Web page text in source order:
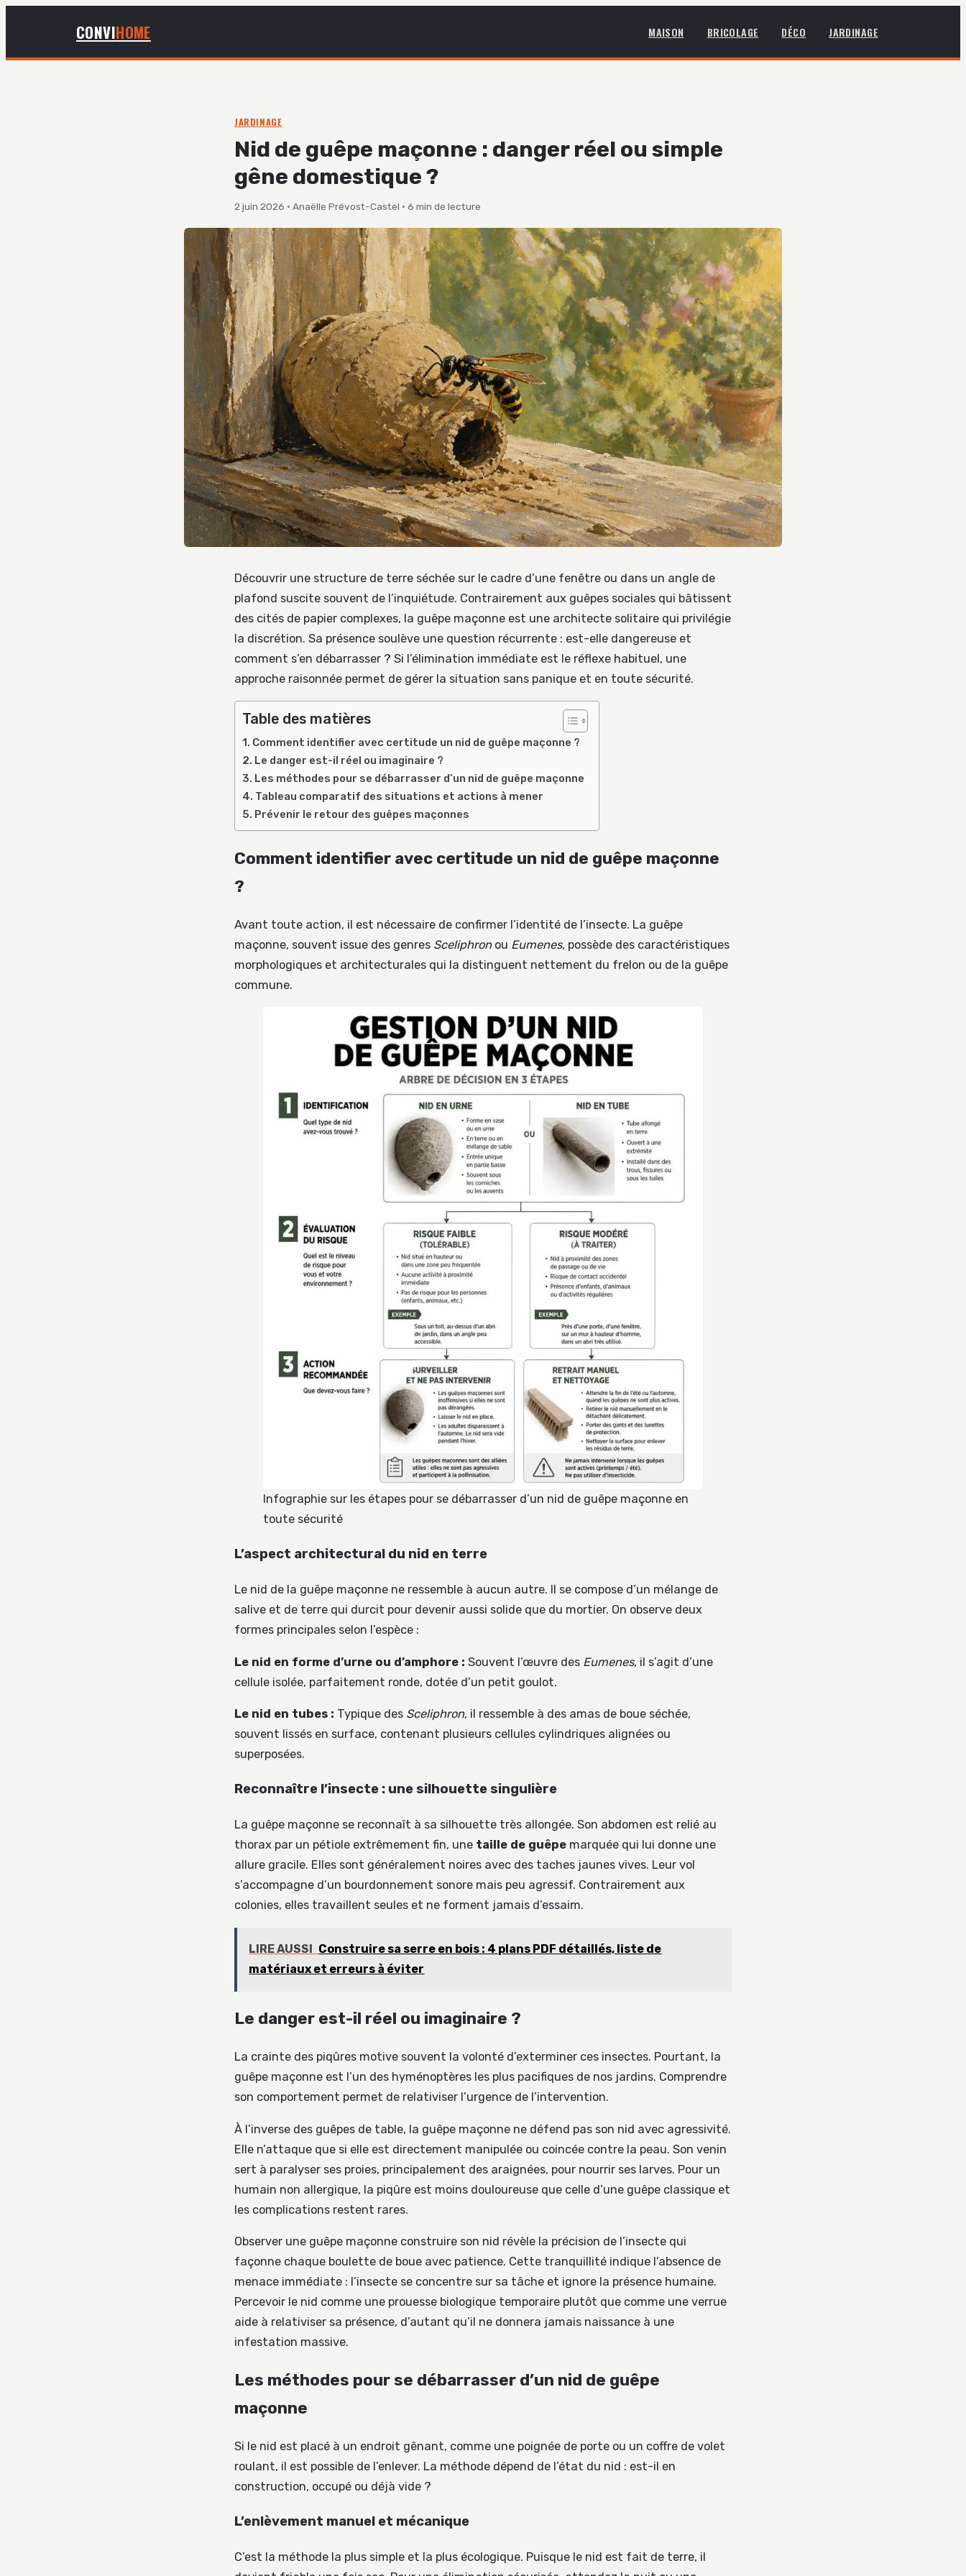
CONVIHOME MAISON BRICOLAGE DÉCO JARDINAGE
JARDINAGE
Nid de guêpe maçonne : danger réel ou simple
gêne domestique ?
2 juin 2026 · Anaëlle Prévost-Castel · 6 min de lecture
Découvrir une structure de terre séchée sur le cadre d’une fenêtre ou dans un angle de
plafond suscite souvent de l’inquiétude. Contrairement aux guêpes sociales qui bâtissent
des cités de papier complexes, la guêpe maçonne est une architecte solitaire qui privilégie
la discrétion. Sa présence soulève une question récurrente : est-elle dangereuse et
comment s’en débarrasser ? Si l’élimination immédiate est le réflexe habituel, une
approche raisonnée permet de gérer la situation sans panique et en toute sécurité.
Table des matières
Comment identifier avec certitude un nid de guêpe maçonne ?
Le danger est-il réel ou imaginaire ?
Les méthodes pour se débarrasser d’un nid de guêpe maçonne
Tableau comparatif des situations et actions à mener
Prévenir le retour des guêpes maçonnes
Comment identifier avec certitude un nid de guêpe maçonne
?
Avant toute action, il est nécessaire de confirmer l’identité de l’insecte. La guêpe
maçonne, souvent issue des genres Sceliphronou Eumenes, possède des caractéristiques
morphologiques et architecturales qui la distinguent nettement du frelon ou de la guêpe
commune.
Infographie sur les étapes pour se débarrasser d’un nid de guêpe maçonne en
toute sécurité
L’aspect architectural du nid en terre
Le nid de la guêpe maçonne ne ressemble à aucun autre. Il se compose d’un mélange de
salive et de terre qui durcit pour devenir aussi solide que du mortier. On observe deux
formes principales selon l’espèce :
Le nid en forme d’urne ou d’amphore : Souvent l’œuvre des Eumenes, il s’agit d’une
cellule isolée, parfaitement ronde, dotée d’un petit goulot.
Le nid en tubes : Typique des Sceliphron, il ressemble à des amas de boue séchée,
souvent lissés en surface, contenant plusieurs cellules cylindriques alignées ou
superposées.
Reconnaître l’insecte : une silhouette singulière
La guêpe maçonne se reconnaît à sa silhouette très allongée. Son abdomen est relié au
thorax par un pétiole extrêmement fin, une taille de guêpe marquée qui lui donne une
allure gracile. Elles sont généralement noires avec des taches jaunes vives. Leur vol
s’accompagne d’un bourdonnement sonore mais peu agressif. Contrairement aux
colonies, elles travaillent seules et ne forment jamais d’essaim.
LIRE AUSSI
Construire sa serre en bois : 4 plans PDF détaillés, liste de
matériaux et erreurs à éviter
Le danger est-il réel ou imaginaire ?
La crainte des piqûres motive souvent la volonté d’exterminer ces insectes. Pourtant, la
guêpe maçonne est l’un des hyménoptères les plus pacifiques de nos jardins. Comprendre
son comportement permet de relativiser l’urgence de l’intervention.
À l’inverse des guêpes de table, la guêpe maçonne ne défend pas son nid avec agressivité.
Elle n’attaque que si elle est directement manipulée ou coincée contre la peau. Son venin
sert à paralyser ses proies, principalement des araignées, pour nourrir ses larves. Pour un
humain non allergique, la piqûre est moins douloureuse que celle d’une guêpe classique et
les complications restent rares.
Observer une guêpe maçonne construire son nid révèle la précision de l’insecte qui
façonne chaque boulette de boue avec patience. Cette tranquillité indique l’absence de
menace immédiate : l’insecte se concentre sur sa tâche et ignore la présence humaine.
Percevoir le nid comme une prouesse biologique temporaire plutôt que comme une verrue
aide à relativiser sa présence, d’autant qu’il ne donnera jamais naissance à une
infestation massive.
Les méthodes pour se débarrasser d’un nid de guêpe
maçonne
Si le nid est placé à un endroit gênant, comme une poignée de porte ou un coffre de volet
roulant, il est possible de l’enlever. La méthode dépend de l’état du nid : est-il en
construction, occupé ou déjà vide ?
L’enlèvement manuel et mécanique
C’est la méthode la plus simple et la plus écologique. Puisque le nid est fait de terre, il